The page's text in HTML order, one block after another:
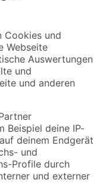
mehr verpassen!